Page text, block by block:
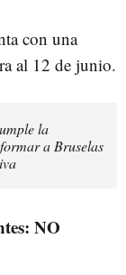
con una
al 12 de junio.
la
a Bruselas
NO